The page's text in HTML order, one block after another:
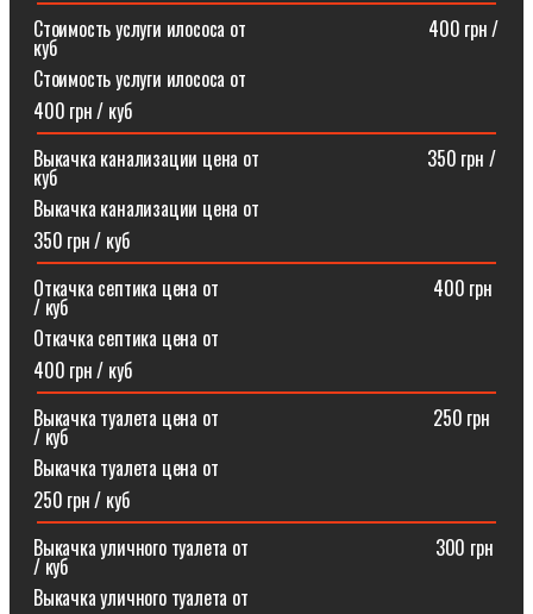
Стоимость услуги илососа от⠀⠀⠀⠀⠀⠀⠀⠀⠀⠀⠀⠀⠀400 грн /
куб
Стоимость услуги илососа от
400 грн / куб
Выкачка канализации цена от⠀⠀⠀⠀⠀⠀⠀⠀⠀⠀⠀⠀350 грн /
куб
Выкачка канализации цена от
350 грн / куб
Откачка септика цена от ⠀⠀⠀⠀⠀⠀⠀⠀⠀⠀⠀⠀⠀⠀⠀400 грн
/ куб
Откачка септика цена от
400 грн / куб
Выкачка туалета цена от ⠀⠀⠀⠀⠀⠀⠀⠀⠀⠀⠀⠀⠀⠀⠀250 грн
/ куб
Выкачка туалета цена от
250 грн / куб
Выкачка уличного туалета от ⠀⠀⠀⠀⠀⠀⠀⠀⠀⠀⠀⠀⠀300 грн
/ куб
Выкачка уличного туалета от